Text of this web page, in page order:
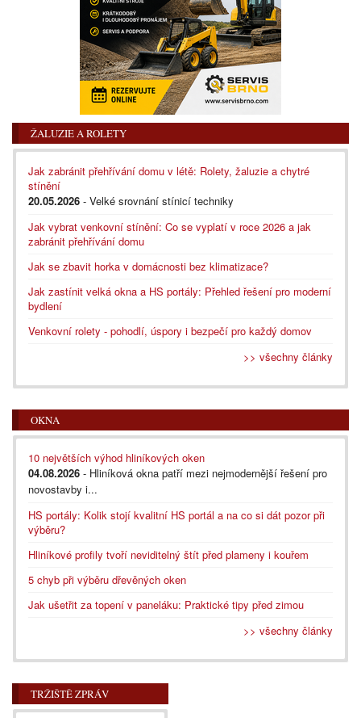
ŽALUZIE A ROLETY
Jak zabránit přehřívání domu v létě: Rolety, žaluzie a chytré
stínění
20.05.2026 - Velké srovnání stínicí techniky
Jak vybrat venkovní stínění: Co se vyplatí v roce 2026 a jak
zabránit přehřívání domu
Jak se zbavit horka v domácnosti bez klimatizace?
Jak zastínit velká okna a HS portály: Přehled řešení pro moderní
bydlení
Venkovní rolety - pohodlí, úspory i bezpečí pro každý domov
>> všechny články
OKNA
10 největších výhod hliníkových oken
04.08.2026 - Hliníková okna patří mezi nejmodernější řešení pro
novostavby i...
HS portály: Kolik stojí kvalitní HS portál a na co si dát pozor při
výběru?
Hliníkové profily tvoří neviditelný štít před plameny i kouřem
5 chyb při výběru dřevěných oken
Jak ušetřit za topení v paneláku: Praktické tipy před zimou
>> všechny články
TRŽIŠTĚ ZPRÁV